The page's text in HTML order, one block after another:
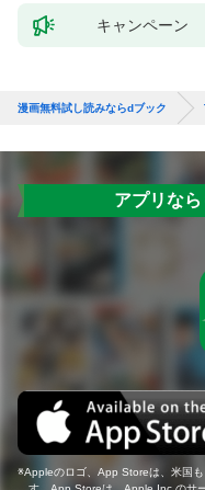
キャンペーン
漫画無料試し読みならdブック
アプリな
Appleのロゴ、App Storeは、米国